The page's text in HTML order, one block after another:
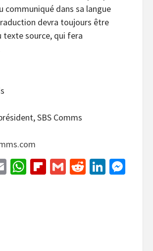
communiqué dans sa langue
devra toujours être
texte source, qui fera
SBS Comms
EmailWhatsApp
Flipboard
GmailReddit